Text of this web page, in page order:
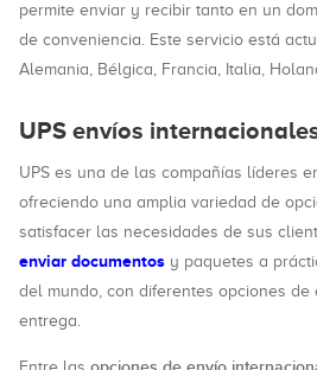
permite enviar y recibir tanto en un
de conveniencia. Este servicio está
Alemania, Bélgica, Francia, Italia,
UPS envíos
UPS es una de las compañías líderes
ofreciendo una amplia variedad de
satisfacer las necesidades de sus
enviar documentos y paquetes a
del mundo, con diferentes opciones
entrega.